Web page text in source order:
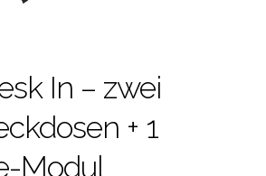
In – zwei
+ 1
Modul